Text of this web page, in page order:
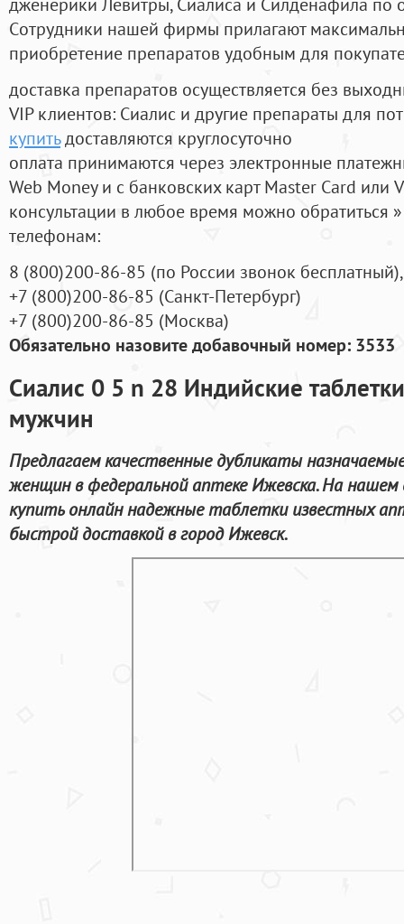
Cотрудники нашей фирмы прилагают
приобретение препаратов удобным для
доставка препаратов осуществляется без
VIP клиентов: Сиалис и другие препараты для
купитьдоставляются круглосуточно
оплата принимаются через электронные
Web Money и с банковских карт Master Card или
консультации в любое время можно обратиться
телефонам:
8 (800)200-86-85 (по России звонок бесплатный),
+7 (800)200-86-85 (Санкт-Петербург)
+7 (800)200-86-85 (Москва)
Обязательно назовите добавочный номер: 3533
Сиалис 0 5 n 28 Индийские
мужчин
Предлагаем качественные дубликаты
женщин в федеральной аптеке Ижевска. На
купить онлайн надежные таблетки известных
быстрой доставкой в город Ижевск.